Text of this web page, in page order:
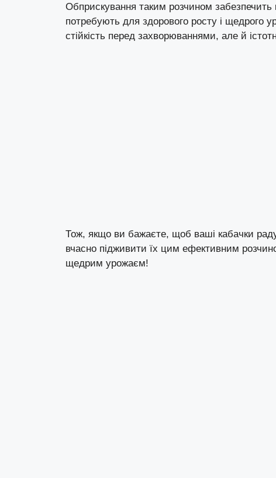
Обприскування таким розчином забезпечить
потребують для здорового росту і
стійкість перед захворюваннями, але й
Тож, якщо ви бажаєте, щоб ваші кабачки
вчасно підживити їх цим ефективним
щедрим урожаєм!